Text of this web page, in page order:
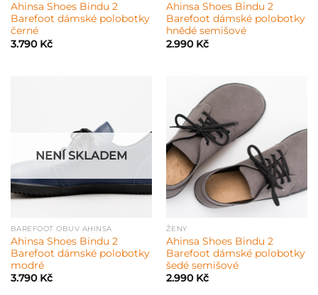
Ahinsa Shoes Bindu 2
Barefoot dámské polobotky
černé
3.790 Kč
Ahinsa Shoes Bindu 2
Barefoot dámské polobotky
hnědé semišové
2.990 Kč
NENÍ SKLADEM
BAREFOOT OBUV AHINSA
Ahinsa Shoes Bindu 2
Barefoot dámské polobotky
modré
3.790 Kč
ŽENY
Ahinsa Shoes Bindu 2
Barefoot dámské polobotky
šedé semišové
2.990 Kč